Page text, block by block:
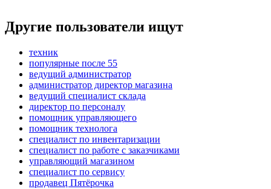
Другие пользователи ищут
техник
популярные после 55
ведущий администратор
администратор директор магазина
ведущий специалист склада
директор по персоналу
помощник управляющего
помощник технолога
специалист по инвентаризации
специалист по работе с заказчиками
управляющий магазином
специалист по сервису
продавец Пятёрочка